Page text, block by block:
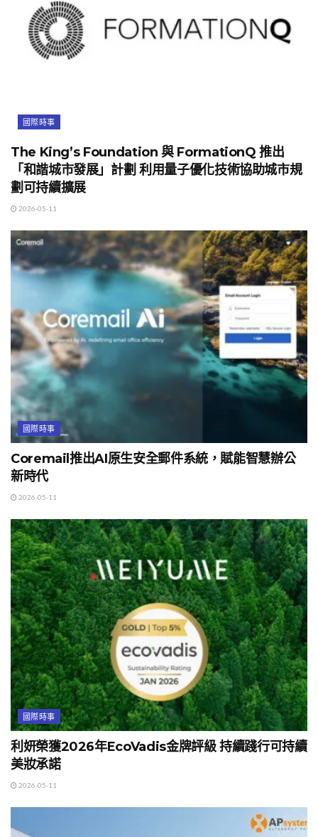
國際時事
The King’s Foundation 與 FormationQ 推出
「和諧城市發展」計劃 利用量子優化技術協助城市規
劃可持續擴展
2026-05-11
國際時事
Coremail推出AI原生安全郵件系統，賦能智慧辦公
新時代
2026-05-11
國際時事
利妍榮獲2026年EcoVadis金牌評級 持續踐行可持續
美妝承諾
2026-05-11